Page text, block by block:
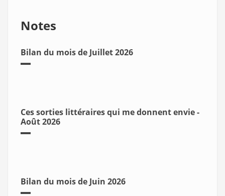
Notes
Bilan du mois de Juillet 2026
Ces sorties littéraires qui me donnent envie -
Août 2026
Bilan du mois de Juin 2026